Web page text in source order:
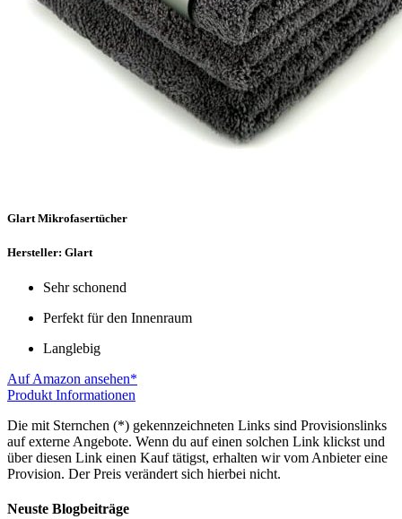
Glart Mikrofasertücher
Hersteller: Glart
Sehr schonend
Perfekt für den Innenraum
Langlebig
Auf Amazon ansehen*
Produkt Informationen
Die mit Sternchen (*) gekennzeichneten Links sind Provisionslinks
auf externe Angebote. Wenn du auf einen solchen Link klickst und
über diesen Link einen Kauf tätigst, erhalten wir vom Anbieter eine
Provision. Der Preis verändert sich hierbei nicht.
Neuste Blogbeiträge